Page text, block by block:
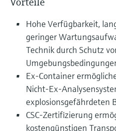
Hohe Verfügbarkeit,
geringer
Technik durch Schutz
Ex-Container
Nicht-Ex-
explosionsgefährdeten
CSC-Zertifizierung
kostengünstigen